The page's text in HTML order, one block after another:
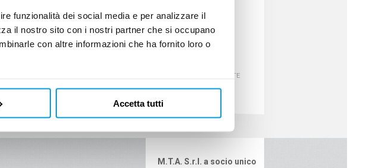
funzionalità dei social media e per analizzare il
il nostro sito con i nostri partner che si occupano
con altre informazioni che ha fornito loro o
Accetta tutti
página web https://www.ifema.es/cr
SIGUIENTE
M.T.A. S.r.l. a socio unico